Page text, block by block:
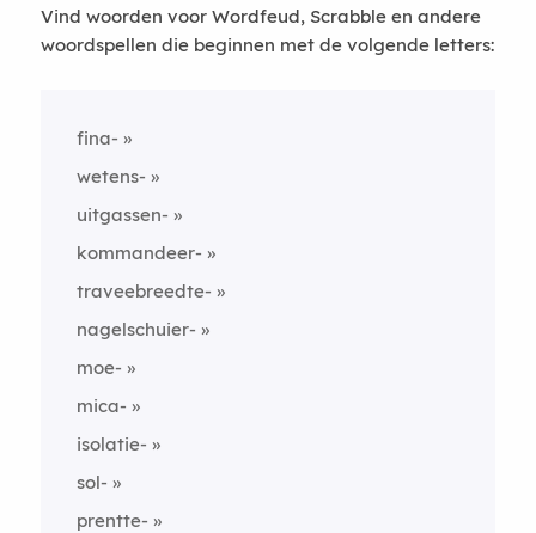
Vind woorden voor Wordfeud, Scrabble en andere
woordspellen die beginnen met de volgende letters:
fina-
wetens-
uitgassen-
kommandeer-
traveebreedte-
nagelschuier-
moe-
mica-
isolatie-
sol-
prentte-